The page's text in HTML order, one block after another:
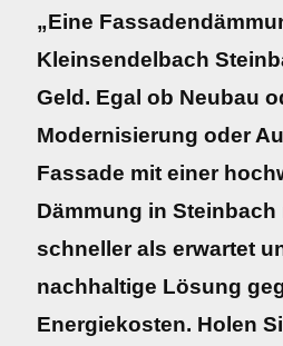
„Eine
Kleinsendelbach
Geld. Egal ob Neubau
Modernisierung oder
Fassade mit einer
Dämmung in
schneller als erwartet
nachhaltige Lösung
Energiekosten. Holen